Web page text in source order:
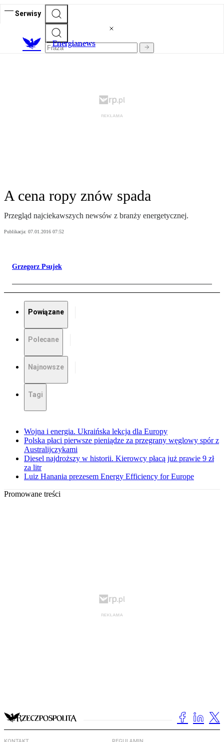
Serwisy
Energianews
A cena ropy znów spada
Przegląd najciekawszych newsów z branży energetycznej.
Publikacja: 07.01.2016 07:52
Grzegorz Psujek
Powiązane
Polecane
Najnowsze
Tagi
Wojna i energia. Ukraińska lekcja dla Europy
Polska płaci pierwsze pieniądze za przegrany węglowy spór z
Australijczykami
Diesel najdroższy w historii. Kierowcy płacą już prawie 9 zł
za litr
Luiz Hanania prezesem Energy Efficiency for Europe
Promowane treści